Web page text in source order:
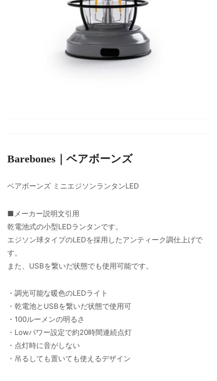
Barebones｜ベアボーンズ
ベアボーンズ ミニエジソンランタンLED
■メーカー説明文引用
乾電池式の小型LEDランタンです。
エジソン球タイプのLEDを採用したアンティーク調仕上げで
す。
また、USBを繋いだ状態でも使用可能です。
・調光可能な暖色のLEDライト
・乾電池とUSBを繋いだ状態で使用可
・100ルーメンの明るさ
・Lowパワー設定で約20時間連続点灯
・点灯時に音がしない
・吊るしても置いても使えるデザイン